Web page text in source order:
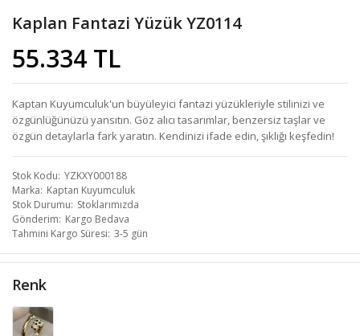
Kaplan Fantazi Yüzük YZ0114
55.334 TL
Kaptan Kuyumculuk'un büyüleyici fantazi yüzükleriyle stilinizi ve
özgünlüğünüzü yansıtın. Göz alıcı tasarımlar, benzersiz taşlar ve
özgün detaylarla fark yaratın. Kendinizi ifade edin, şıklığı keşfedin!
Stok Kodu YZKXY000188
Marka Kaptan Kuyumculuk
Stok Durumu Stoklarımızda
Gönderim Kargo Bedava
Tahmini Kargo Süresi 3-5 gün
Renk